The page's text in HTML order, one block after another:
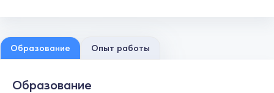
Образование Опыт работы
Образование